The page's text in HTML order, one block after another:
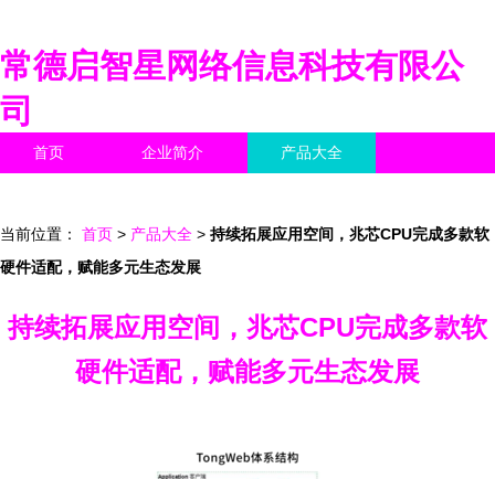
常德启智星网络信息科技有限公
司
首页 企业简介 产品大全
当前位置： 首页 > 产品大全 > 持续拓展应用空间，兆芯CPU完成多款软
硬件适配，赋能多元生态发展
持续拓展应用空间，兆芯CPU完成多款软
硬件适配，赋能多元生态发展